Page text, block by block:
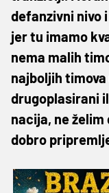
defanzivni nivo
jer tu imamo
nema malih
najboljih
drugoplasirani
nacija, ne želim
dobro